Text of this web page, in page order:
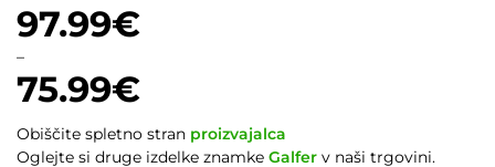
75.99€
–
97.99€
razpon:
od
Obiščite spletno stran proizvajalca
Oglejte si druge izdelke znamke Galfer v naši trgovini.